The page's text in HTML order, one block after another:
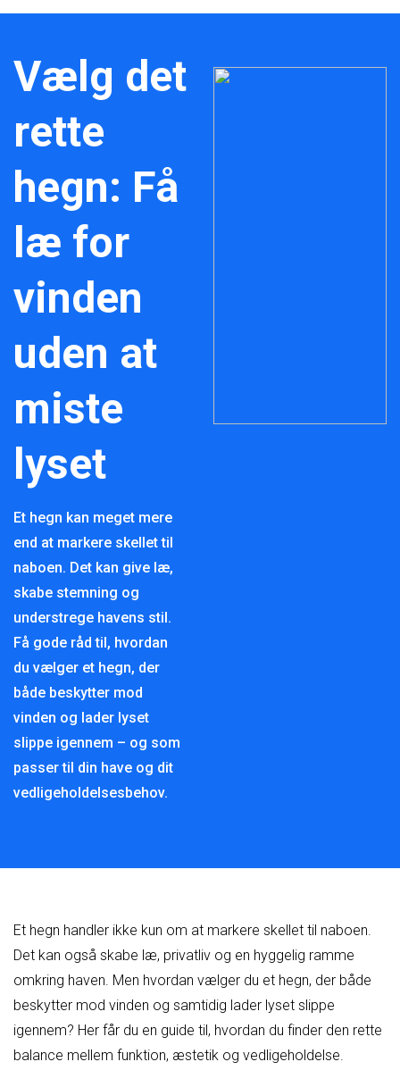
Vælg det
rette
hegn: Få
læ for
vinden
uden at
miste
lyset
Et hegn kan meget mere
end at markere skellet til
naboen. Det kan give læ,
skabe stemning og
understrege havens stil.
Få gode råd til, hvordan
du vælger et hegn, der
både beskytter mod
vinden og lader lyset
slippe igennem – og som
passer til din have og dit
vedligeholdelsesbehov.
Et hegn handler ikke kun om at markere skellet til naboen.
Det kan også skabe læ, privatliv og en hyggelig ramme
omkring haven. Men hvordan vælger du et hegn, der både
beskytter mod vinden og samtidig lader lyset slippe
igennem? Her får du en guide til, hvordan du finder den rette
balance mellem funktion, æstetik og vedligeholdelse.